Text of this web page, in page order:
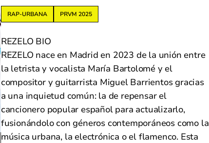
RAP-URBANA PRVM 2025
REZELO BIO
REZELO nace en Madrid en 2023 de la unión entre
la letrista y vocalista María Bartolomé y el
compositor y guitarrista Miguel Barrientos gracias
a una inquietud común: la de repensar el
cancionero popular español para actualizarlo,
fusionándolo con géneros contemporáneos como la
música urbana, la electrónica o el flamenco. Esta